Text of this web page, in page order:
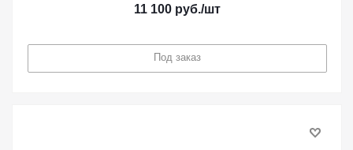
11 100 руб./шт
Под заказ